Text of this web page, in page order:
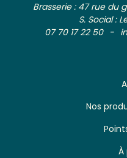
Brasserie : 47 rue du
S. Social :
07 70 17 22 50
Nos
À